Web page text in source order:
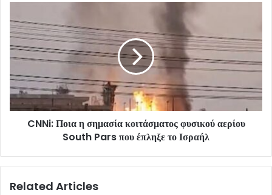
CNNi: Ποια η σημασία κοιτάσματος φυσικού αερίου
South Pars που έπληξε το Ισραήλ
Related Articles